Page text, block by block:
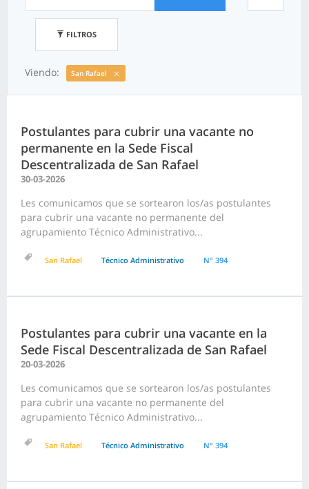
FILTROS
Viendo: San Rafael
Postulantes para cubrir una vacante no
permanente en la Sede Fiscal
Descentralizada de San Rafael
30-03-2026
Les comunicamos que se sortearon los/as postulantes
para cubrir una vacante no permanente del
agrupamiento Técnico Administrativo...
San Rafael Técnico Administrativo N° 394
Postulantes para cubrir una vacante en la
Sede Fiscal Descentralizada de San Rafael
20-03-2026
Les comunicamos que se sortearon los/as postulantes
para cubrir una vacante no permanente del
agrupamiento Técnico Administrativo...
San Rafael Técnico Administrativo N° 394